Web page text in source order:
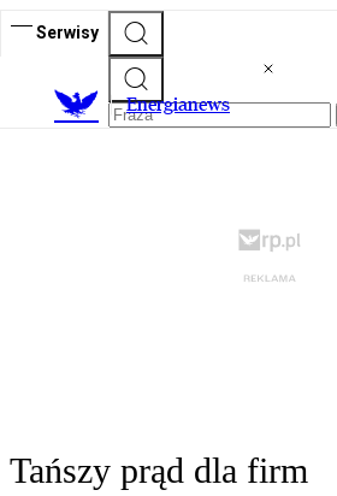
Serwisy
Energianews
Tańszy prąd dla firm